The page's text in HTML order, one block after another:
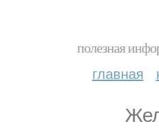
полезная
главная